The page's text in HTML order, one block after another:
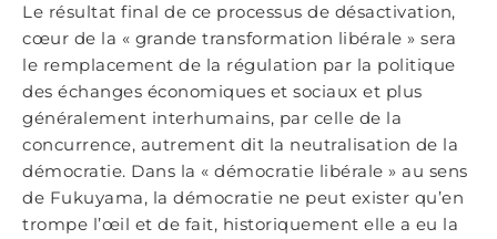
Le résultat final de ce processus de désactivation,
cœur de la « grande transformation libérale » sera
le remplacement de la régulation par la politique
des échanges économiques et sociaux et plus
généralement interhumains, par celle de la
concurrence, autrement dit la neutralisation de la
démocratie. Dans la « démocratie libérale » au sens
de Fukuyama, la démocratie ne peut exister qu’en
trompe l’œil et de fait, historiquement elle a eu la